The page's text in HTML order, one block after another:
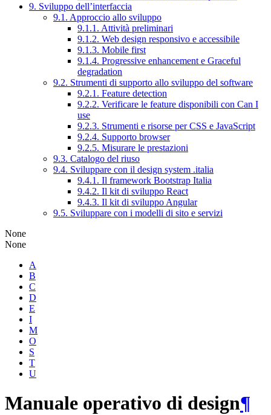
9. Sviluppo dell’interfaccia
9.1. Approccio allo sviluppo
9.1.1. Attività preliminari
9.1.2. Web design responsivo e accessibile
9.1.3. Mobile first
9.1.4. Progressive enhancement e Graceful
degradation
9.2. Strumenti di supporto allo sviluppo del software
9.2.1. Feature detection
9.2.2. Verificare le feature disponibili con Can I
use
9.2.3. Strumenti e risorse per CSS e JavaScript
9.2.4. Supporto browser
9.2.5. Misurare le prestazioni
9.3. Catalogo del riuso
9.4. Sviluppare con il design system .italia
9.4.1. Il framework Bootstrap Italia
9.4.2. Il kit di sviluppo React
9.4.3. Il kit di sviluppo Angular
9.5. Sviluppare con i modelli di sito e servizi
None
None
A
B
C
D
E
I
M
O
S
T
U
Manuale operativo di design¶